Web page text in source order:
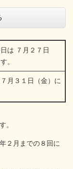
は ７月２７日
。
月３１日（金）に
。
２月までの８回に